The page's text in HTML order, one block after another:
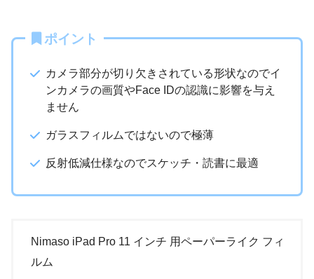
ポイント
カメラ部分が切り欠きされている形状なのでイ
ンカメラの画質やFace IDの認識に影響を与え
ません
ガラスフィルムではないので極薄
反射低減仕様なのでスケッチ・読書に最適
Nimaso iPad Pro 11 インチ 用ペーパーライク フィ
ルム